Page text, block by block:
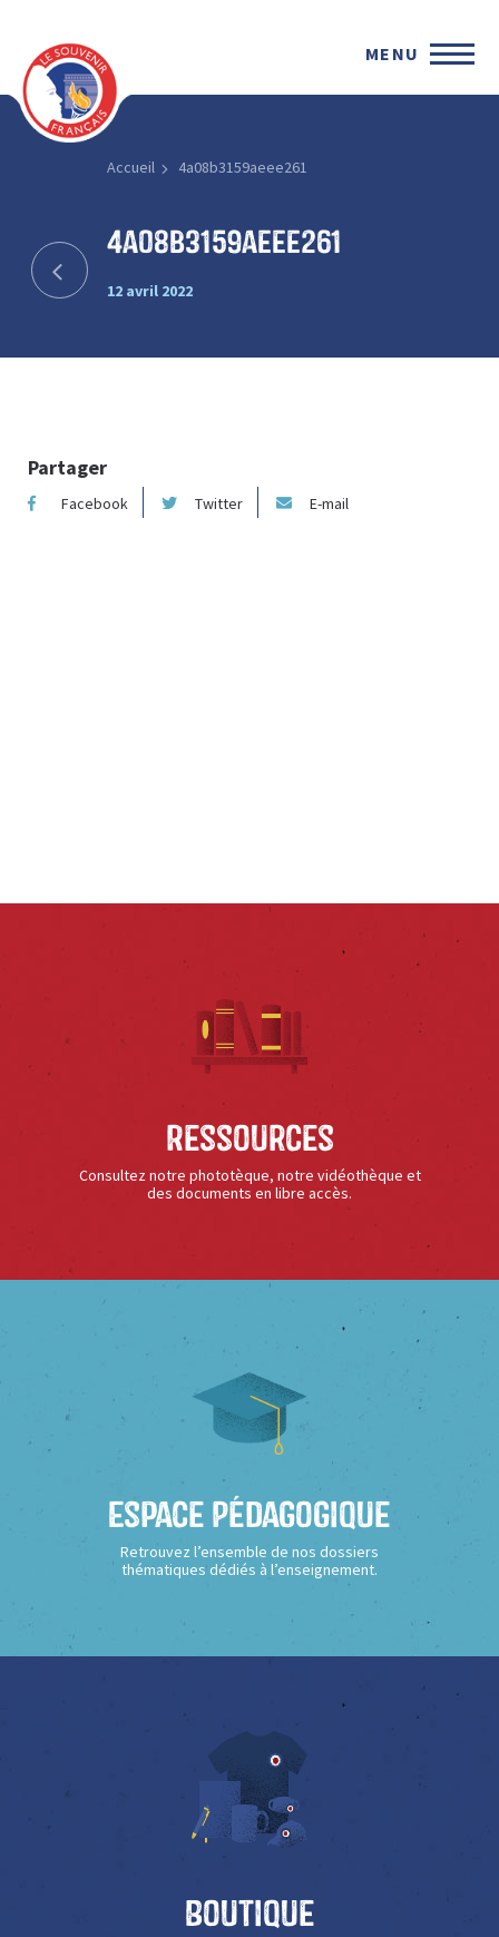
MENU
Accueil 4a08b3159aeee261
4a08b3159aeee261
12 avril 2022
Partager
Facebook Twitter E-mail
Ressources
Consultez notre phototèque, notre vidéothèque et
des documents en libre accès.
Espace Pédagogique
Retrouvez l’ensemble de nos dossiers
thématiques dédiés à l’enseignement.
Boutique